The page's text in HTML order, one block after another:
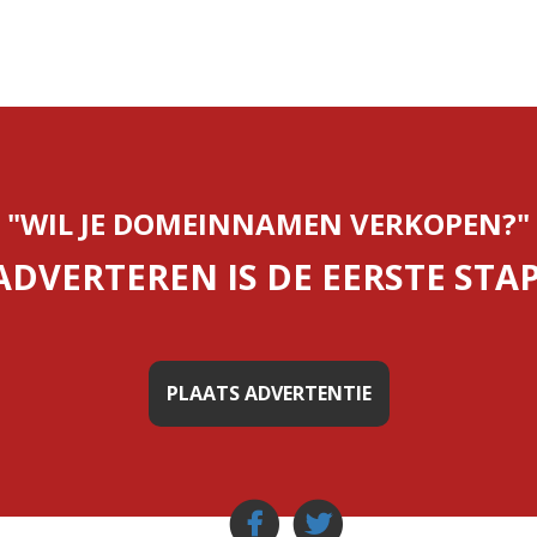
"WIL JE DOMEINNAMEN VERKOPEN?"
IS DE EERSTE
PLAATS ADVERTENTIE